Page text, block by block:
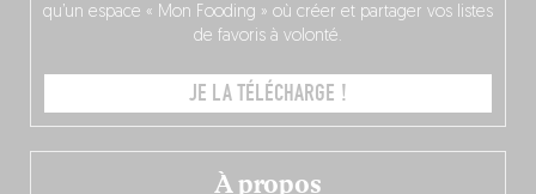
À propos
qu’un espace « Mon Fooding » où créer et partager vos listes
de favoris à volonté.
JE LA TÉLÉCHARGE !